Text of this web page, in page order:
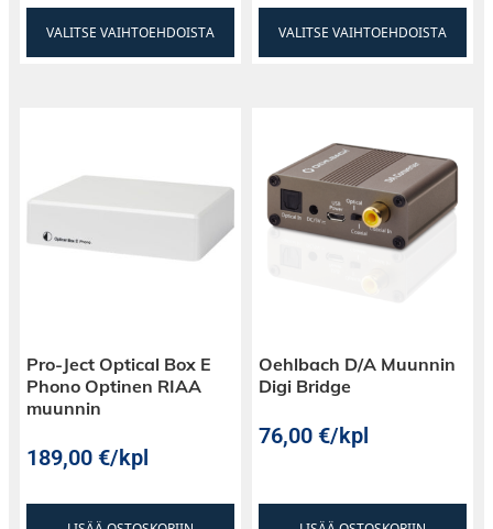
VALITSE VAIHTOEHDOISTA VALITSE VAIHTOEHDOISTA
Pro-Ject Optical Box E
Phono Optinen RIAA
muunnin
189,00€/kpl
Oehlbach D/A Muunnin
Digi Bridge
76,00€/kpl